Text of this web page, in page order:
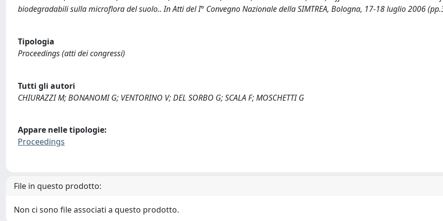
biodegradabili sulla microflora del suolo.. In Atti del I° Convegno Nazionale della SIMTREA, Bologna, 17-18 luglio 2006
Tipologia
Proceedings (atti dei congressi)
Tutti gli autori
CHIURAZZI M; BONANOMI G; VENTORINO V; DEL SORBO G; SCALA F; MOSCHETTI G
Appare nelle tipologie:
Proceedings
File in questo prodotto:
Non ci sono file associati a questo prodotto.